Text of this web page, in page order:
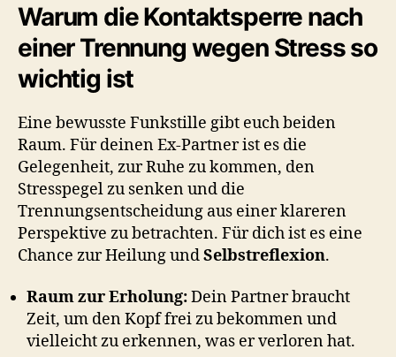
Warum die Kontaktsperre nach
einer Trennung wegen Stress so
wichtig ist
Eine bewusste Funkstille gibt euch beiden
Raum. Für deinen Ex-Partner ist es die
Gelegenheit, zur Ruhe zu kommen, den
Stresspegel zu senken und die
Trennungsentscheidung aus einer klareren
Perspektive zu betrachten. Für dich ist es eine
Chance zur Heilung undSelbstreflexion.
Raum zur Erholung:Dein Partner braucht
Zeit, um den Kopf frei zu bekommen und
vielleicht zu erkennen, was er verloren hat.